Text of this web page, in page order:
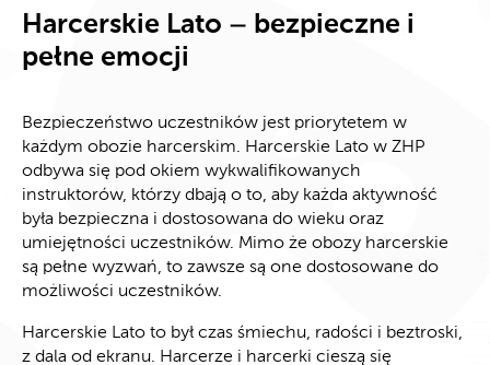
Harcerskie Lato – bezpieczne i
pełne emocji
Bezpieczeństwo uczestników jest priorytetem w
każdym obozie harcerskim. Harcerskie Lato w ZHP
odbywa się pod okiem wykwalifikowanych
instruktorów, którzy dbają o to, aby każda aktywność
była bezpieczna i dostosowana do wieku oraz
umiejętności uczestników. Mimo że obozy harcerskie
są pełne wyzwań, to zawsze są one dostosowane do
możliwości uczestników.
Harcerskie Lato to był czas śmiechu, radości i beztroski,
z dala od ekranu. Harcerze i harcerki cieszą się